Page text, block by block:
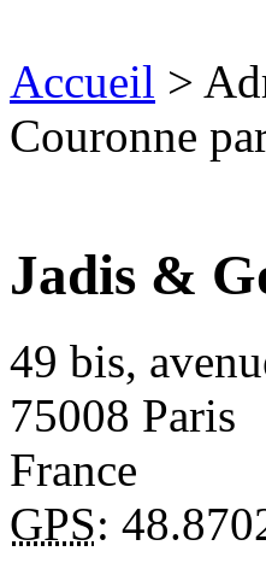
Accueil >
Couronne
Jadis &
49 bis,
75008 Paris
France
GPS: